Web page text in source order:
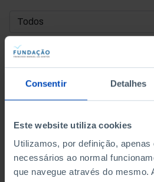
Consentir Detalhes
Este website utiliza cookies
Utilizamos, por definição, apenas
necessários ao normal
que navegue através do mesmo.
DATA DE INÍCIO
DATA DE FIM